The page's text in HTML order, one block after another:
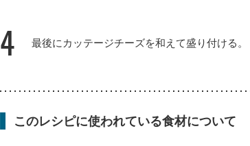
4 最後にカッテージチーズを和えて盛り付ける。
このレシピに使われている食材について